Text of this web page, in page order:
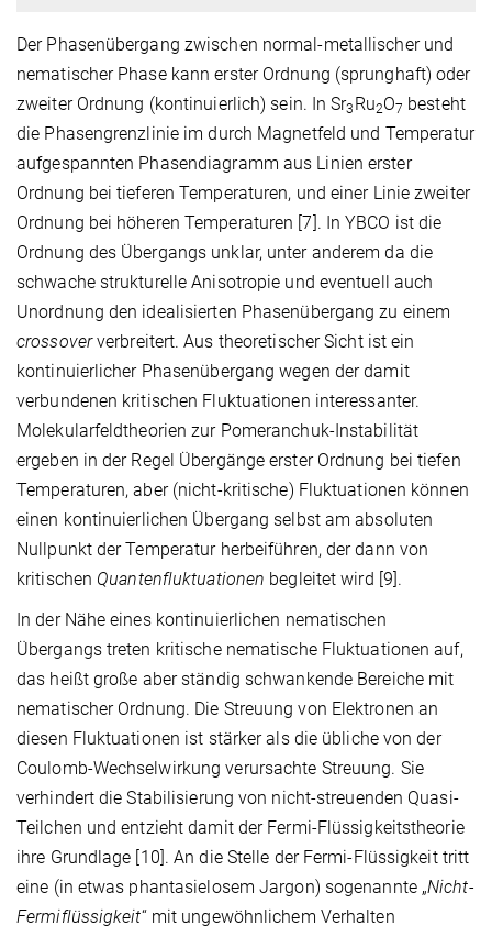
Der Phasenübergang zwischen normal-metallischer und
nematischer Phase kann erster Ordnung (sprunghaft) oder
zweiter Ordnung (kontinuierlich) sein. In Sr3 Ru2O7 besteht
die Phasengrenzlinie im durch Magnetfeld und Temperatur
aufgespannten Phasendiagramm aus Linien erster
Ordnung bei tieferen Temperaturen, und einer Linie zweiter
Ordnung bei höheren Temperaturen [7]. In YBCO ist die
Ordnung des Übergangs unklar, unter anderem da die
schwache strukturelle Anisotropie und eventuell auch
Unordnung den idealisierten Phasenübergang zu einem
crossoververbreitert. Aus theoretischer Sicht ist ein
kontinuierlicher Phasenübergang wegen der damit
verbundenen kritischen Fluktuationen interessanter.
Molekularfeldtheorien zur Pomeranchuk-Instabilität
ergeben in der Regel Übergänge erster Ordnung bei tiefen
Temperaturen, aber (nicht-kritische) Fluktuationen können
einen kontinuierlichen Übergang selbst am absoluten
Nullpunkt der Temperatur herbeiführen, der dann von
kritischen Quantenfluktuationen begleitet wird [9].
In der Nähe eines kontinuierlichen nematischen
Übergangs treten kritische nematische Fluktuationen auf,
das heißt große aber ständig schwankende Bereiche mit
nematischer Ordnung. Die Streuung von Elektronen an
diesen Fluktuationen ist stärker als die übliche von der
Coulomb-Wechselwirkung verursachte Streuung. Sie
verhindert die Stabilisierung von nicht-streuenden Quasi-
Teilchen und entzieht damit der Fermi-Flüssigkeitstheorie
ihre Grundlage [10]. An die Stelle der Fermi-Flüssigkeit tritt
eine (in etwas phantasielosem Jargon) sogenannte „Nicht-
Fermiflüssigkeit“ mit ungewöhnlichem Verhalten